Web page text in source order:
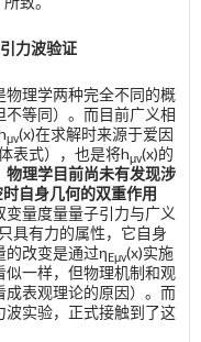
力波验证
物理学两种完全不同的概
等同）。而目前广义相
μv(x)在求解时来源于爱因
表式），也是将hμv(x)的
物理学目前尚未有发现涉
自身几何的双重作用
变量度量量子引力与广义
具有力的属性，它自身
的改变是通过ηEμv(x)实施
似一样，但物理机制和观
表观理论的原因）。而
实验，正式接触到了这